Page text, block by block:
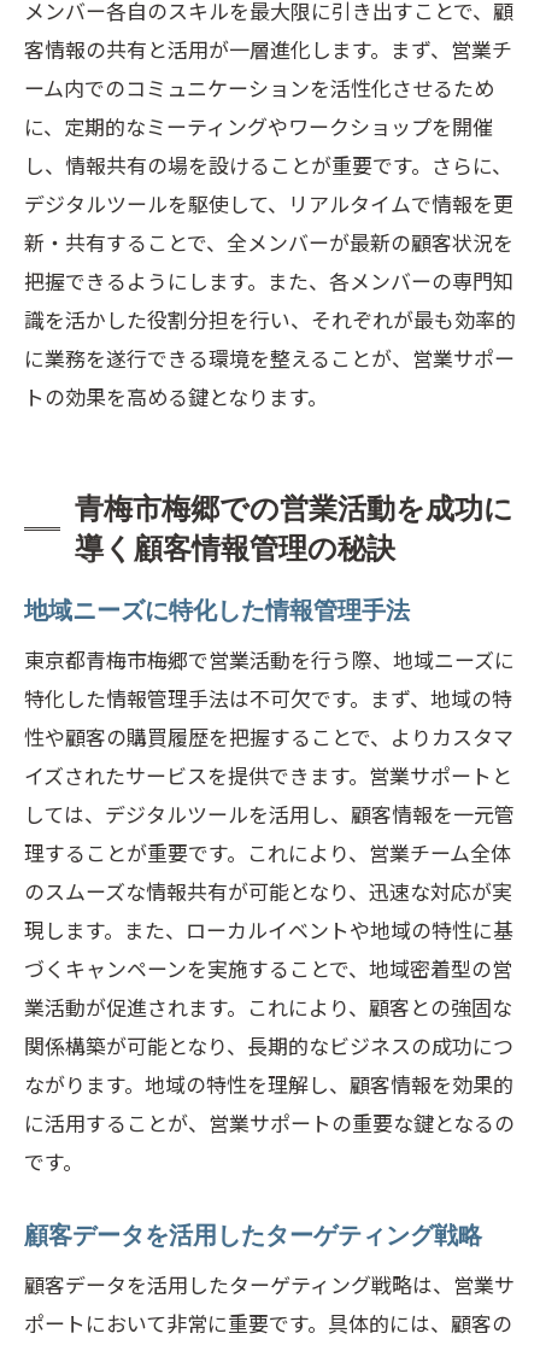
メンバー各自のスキルを最大限に引き出すことで、顧
客情報の共有と活用が一層進化します。まず、営業チ
ーム内でのコミュニケーションを活性化させるため
に、定期的なミーティングやワークショップを開催
し、情報共有の場を設けることが重要です。さらに、
デジタルツールを駆使して、リアルタイムで情報を更
新・共有することで、全メンバーが最新の顧客状況を
把握できるようにします。また、各メンバーの専門知
識を活かした役割分担を行い、それぞれが最も効率的
に業務を遂行できる環境を整えることが、営業サポー
トの効果を高める鍵となります。
青梅市梅郷での営業活動を成功に
導く顧客情報管理の秘訣
地域ニーズに特化した情報管理手法
東京都青梅市梅郷で営業活動を行う際、地域ニーズに
特化した情報管理手法は不可欠です。まず、地域の特
性や顧客の購買履歴を把握することで、よりカスタマ
イズされたサービスを提供できます。営業サポートと
しては、デジタルツールを活用し、顧客情報を一元管
理することが重要です。これにより、営業チーム全体
のスムーズな情報共有が可能となり、迅速な対応が実
現します。また、ローカルイベントや地域の特性に基
づくキャンペーンを実施することで、地域密着型の営
業活動が促進されます。これにより、顧客との強固な
関係構築が可能となり、長期的なビジネスの成功につ
ながります。地域の特性を理解し、顧客情報を効果的
に活用することが、営業サポートの重要な鍵となるの
です。
顧客データを活用したターゲティング戦略
顧客データを活用したターゲティング戦略は、営業サ
ポートにおいて非常に重要です。具体的には、顧客の